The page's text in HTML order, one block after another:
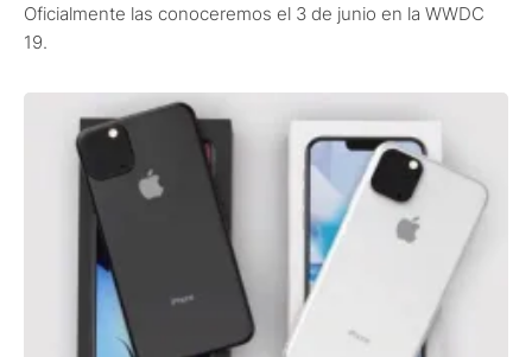
Oficialmente las conoceremos el 3 de junio en la WWDC
19.